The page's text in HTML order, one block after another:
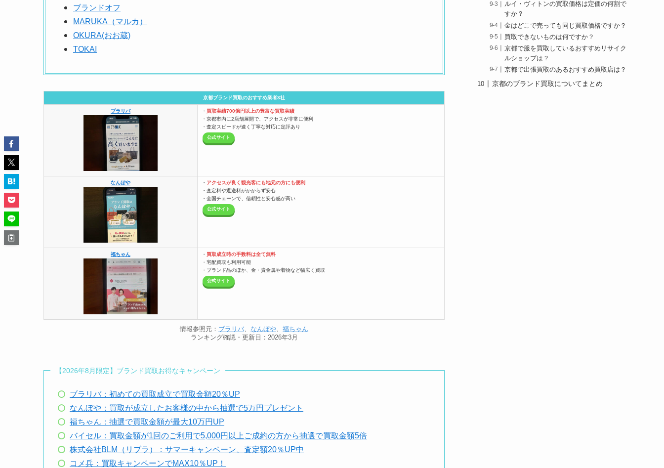
ブランドオフ
MARUKA（マルカ）
OKURA(おお蔵)
TOKAI
京都ブランド買取のおすすめ業者3社
ブラリバ ・ 買取実績700億円以上の豊富な買取実績
・京都市内に2店舗展開で、アクセスが非常に便利
・査定スピードが速く丁寧な対応に定評あり
公式サイト
なんぼや ・ アクセスが良く観光客にも地元の方にも便利
・査定料や返送料がかからず安心
・全国チェーンで、信頼性と安心感が高い
公式サイト
福ちゃん ・ 買取成立時の手数料は全て無料
・宅配買取も利用可能
・ブランド品のほか、金・貴金属や着物など幅広く買取
公式サイト
情報参照元： ブラリバ なんぼや
福ちゃん
ランキング確認・更新日：2026年3月
【2026年8月限定】ブランド買取お得なキャンペーン
ブラリバ：初めての買取成立で買取金額20％UP
なんぼや：買取が成立したお客様の中から抽選で5万円プレゼント
福ちゃん：抽選で買取金額が最大10万円UP
バイセル：買取金額が1回のご利用で5,000円以上ご成約の方から抽選で買取金額5倍
株式会社BLM（リブラ）：サマーキャンペーン、査定額20％UP中
コメ兵：買取キャンペーンでMAX10％UP！
ルイ・ヴィトンの買取価格は定価の何割で
すか？
金はどこで売っても同じ買取価格ですか？
買取できないものは何ですか？
京都で服を買取しているおすすめリサイク
ルショップは？
京都で出張買取のあるおすすめ買取店は？
京都のブランド買取についてまとめ